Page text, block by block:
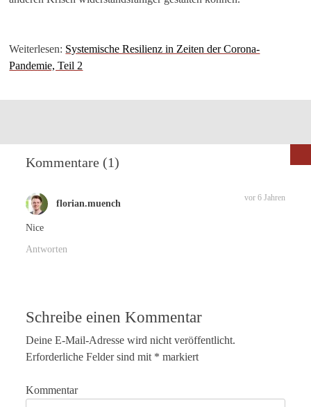
Weiterlesen: Systemische Resilienz in Zeiten der Corona-
Pandemie, Teil 2
Kommentare (1)
florian.muench
vor 6 Jahren
Nice
Antworten
Schreibe einen Kommentar
Deine E-Mail-Adresse wird nicht veröffentlicht.
Erforderliche Felder sind mit * markiert
Kommentar